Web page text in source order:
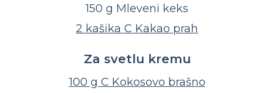
150 g Mleveni keks
2 kašika C Kakao prah
Za svetlu kremu
100 g C Kokosovo brašno